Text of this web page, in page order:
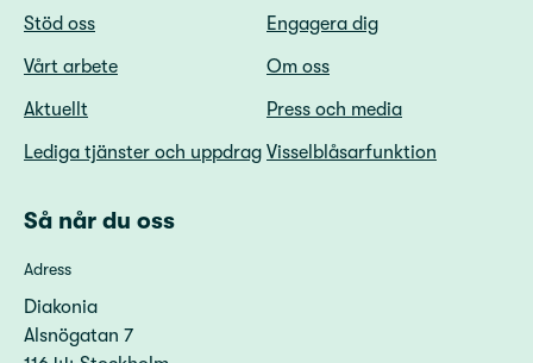
Stöd oss
Engagera dig
Vårt arbete
Om oss
Aktuellt
Press och media
Lediga tjänster och uppdrag Visselblåsarfunktion
Så når du oss
Adress
Diakonia
Alsnögatan 7